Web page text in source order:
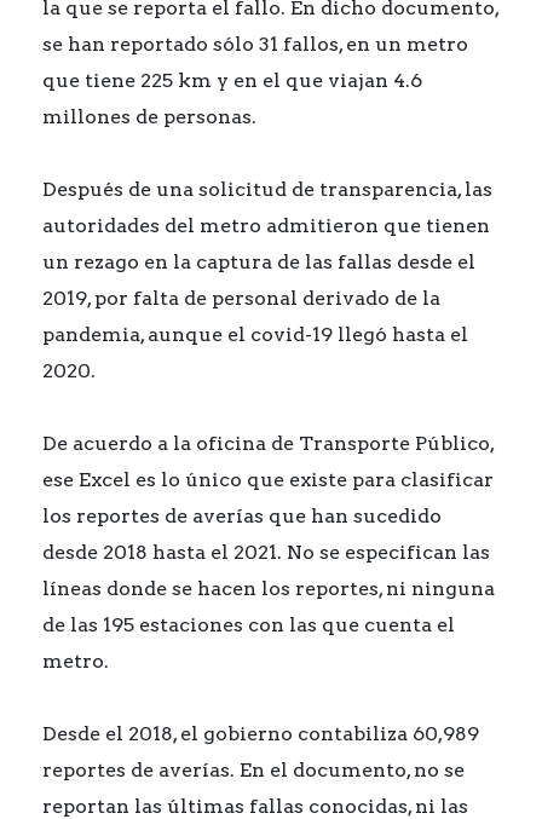
la que se reporta el fallo. En dicho documento,
se han reportado sólo 31 fallos, en un metro
que tiene 225 km y en el que viajan 4.6
millones de personas.
Después de una solicitud de transparencia, las
autoridades del metro admitieron que tienen
un rezago en la captura de las fallas desde el
2019, por falta de personal derivado de la
pandemia, aunque el covid-19 llegó hasta el
2020.
De acuerdo a la oficina de Transporte Público,
ese Excel es lo único que existe para clasificar
los reportes de averías que han sucedido
desde 2018 hasta el 2021. No se especifican las
líneas donde se hacen los reportes, ni ninguna
de las 195 estaciones con las que cuenta el
metro.
Desde el 2018, el gobierno contabiliza 60,989
reportes de averías. En el documento, no se
reportan las últimas fallas conocidas, ni las